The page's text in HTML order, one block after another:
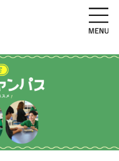
オープンキャンパス